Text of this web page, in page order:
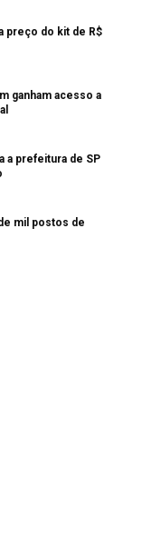
preço do kit de R$
ganham acesso a
a prefeitura de SP
mil postos de